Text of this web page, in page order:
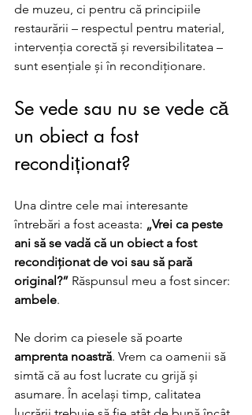
de muzeu, ci pentru că principiile
restaurării – respectul pentru material,
intervenția corectă și reversibilitatea –
sunt esențiale și în recondiționare.
Se vede sau nu se vede că
un obiect a fost
recondiționat?
Una dintre cele mai interesante
întrebări a fost aceasta: „Vrei ca peste
ani să se vadă că un obiect a fost
recondiționat de voi sau să pară
original?” Răspunsul meu a fost sincer:
ambele.
Ne dorim ca piesele să poarte
amprenta noastră. Vrem ca oamenii să
simtă că au fost lucrate cu grijă și
asumare. În același timp, calitatea